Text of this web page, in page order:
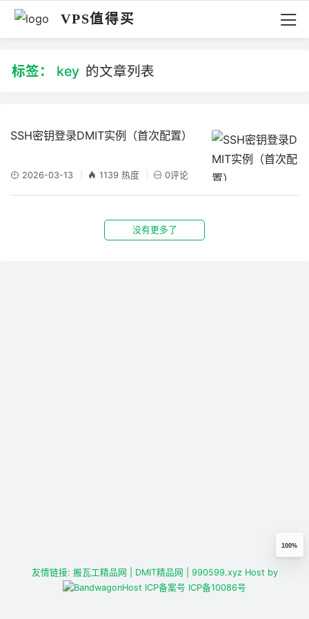
VPS值得买
标签： key 的文章列表
SSH密钥登录DMIT实例（首次配置）
2026-03-13 1139 热度 0评论
没有更多了
100%
友情链接: 搬瓦工精品网 | DMIT精品网 | 990599.xyzHost by
ICP备案号 ICP备10086号